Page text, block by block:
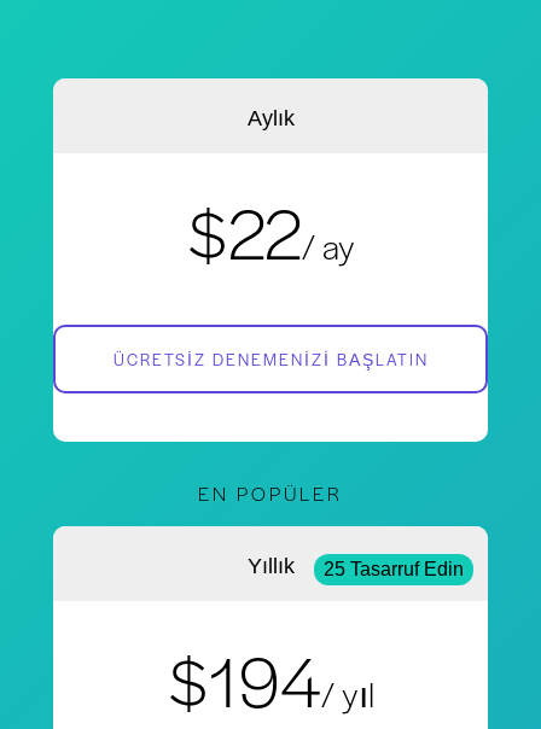
Aylık
$22/ ay
ÜCRETSIZ DENEMENIZI BAŞLATIN
EN POPÜLER
Yıllık 25 Tasarruf Edin
$194/ yıl